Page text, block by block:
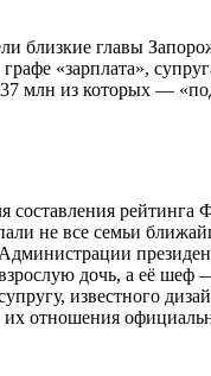
близкие главы
«зарплата»,
млн из которых —
составления рейтинга
не все семьи
взрослую дочь, а её
известного
отношения